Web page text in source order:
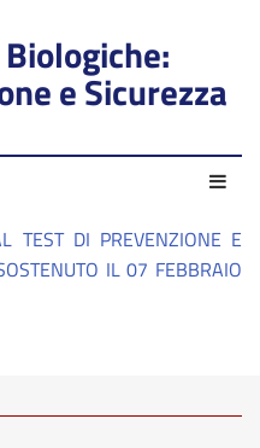
e Sicurezza
TEST DI PREVENZIONE E
IL07 FEBBRAIO